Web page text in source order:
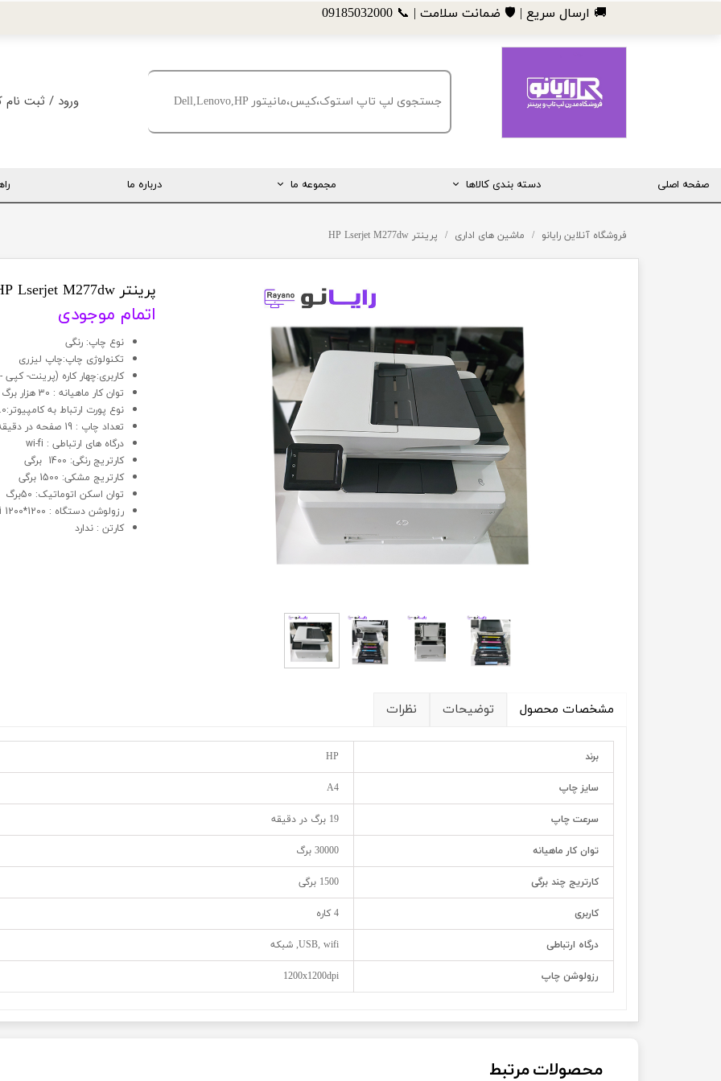
ورود / ثبت نام
صفحه اصلی دسته بندی کالاها
لپ تاپ
ماشین های اداری (پرینتر، کپی و ...)
حسابداری
مجموعه ما
اینستاگرام
تلگرام
درخواست پشتیبانی
درباره ما
​🚚 ارسال سریع | 🛡️ ضمانت سلامت | 📞 09185032000
فروشگاه آنلاین رایانو ماشین های اداری پرینتر HP Lserjet M277dw
پرینتر HP Lserjet M277dw
اتمام موجودی
نوع چاپ: رنگی
تکنولوژی چاپ:چاپ لیزری
کاربری:چهار کاره (پرینت-
توان کار ماهیانه : 30 هزار برگ
نوع پورت ارتباط به کامپیوتر:USB 2.0-شبکه
تعداد چاپ : 19 صفحه در دقیقه
درگاه های ارتباطی : wi-fi
کارتریج رنگی: 1400 برگی
کارتریج مشکی: 1500 برگی
توان اسکن اتوماتیک: 50برگ
رزولوشن دستگاه : 1200*1200 dpi
کارتن : ندارد
مشخصات محصول توضیحات نظرات
برند HP
سایز چاپ A4
سرعت چاپ 19 برگ در دقیقه
توان کار ماهیانه 30000 برگ
کارتریج چند برگی 1500 برگی
کاربری 4 کاره
درگاه ارتباطی USB, wifi, شبکه
رزولوشن چاپ 1200x1200dpi
محصولات مرتبط